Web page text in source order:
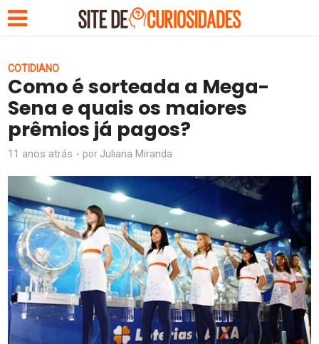
COTIDIANO
Como é sorteada a Mega-
Sena e quais os maiores
prêmios já pagos?
11 anos atrás por Juliana Miranda